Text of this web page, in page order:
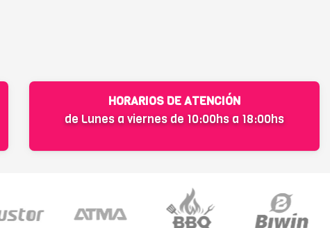
HORARIOS DE ATENCIÓN
de Lunes a viernes de 10:00hs a 18:00hs